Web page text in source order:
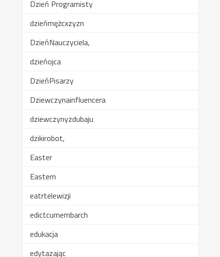
Dzień Programisty
dzieńmężcxzyzn
DzieńNauczyciela,
dzieńojca
DzieńPisarzy
Dziewczynainfluencera
dziewczynyzdubaju
dzikirobot,
Easter
Eastern
eatrtelewizji
edictcumembarch
edukacja
edytazając